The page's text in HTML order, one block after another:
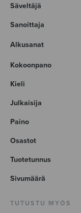
Säveltäjä
Sanoittaja
Alkusanat
Kokoonpano
Kieli
Julkaisija
Paino
Osastot
Tuotetunnus
Sivumäärä
TUTUSTU MYÖS